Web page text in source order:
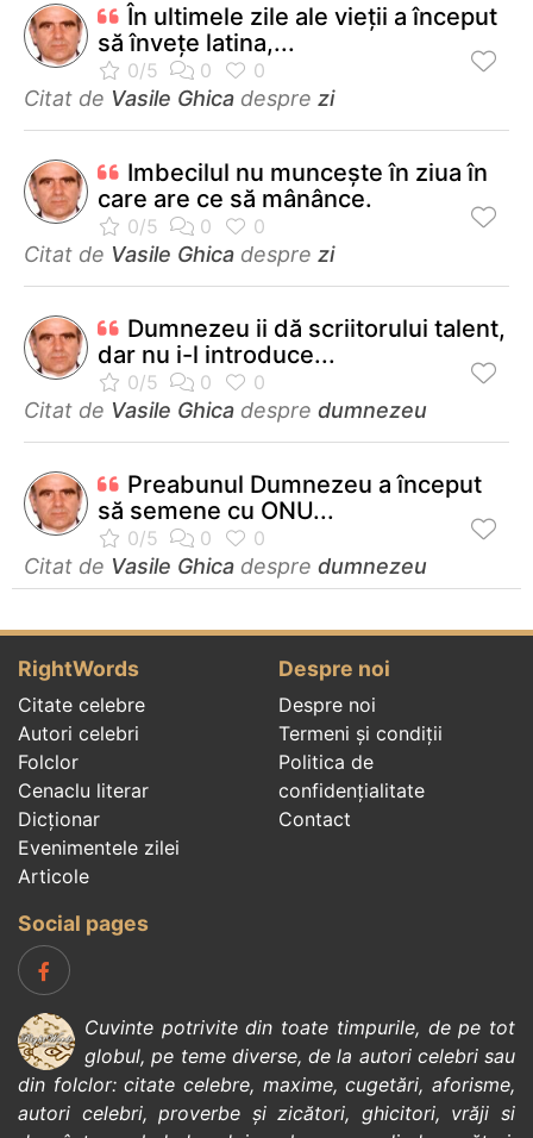
În ultimele zile ale vieții a început
să învețe latina,...
Citat de Vasile Ghica despre zi
Imbecilul nu munceşte în ziua în
care are ce să mânânce.
Citat de Vasile Ghica despre zi
Dumnezeu ii dă scriitorului talent,
dar nu i-l introduce...
Citat de Vasile Ghica despre dumnezeu
Preabunul Dumnezeu a început
să semene cu ONU...
Citat de Vasile Ghica despre dumnezeu
RightWords
Citate celebre
Autori celebri
Folclor
Cenaclu literar
Dicționar
Evenimentele zilei
Articole
Despre noi
Despre noi
Termeni și condiții
Politica de
confidenţialitate
Contact
Social pages
Cuvinte potrivite din toate timpurile, de pe tot
globul, pe teme diverse, de la autori celebrisau
din folclor:citate celebre, maxime,cugetări,aforisme,
autori celebri,proverbe și zicători, ghicitori, vrăji si